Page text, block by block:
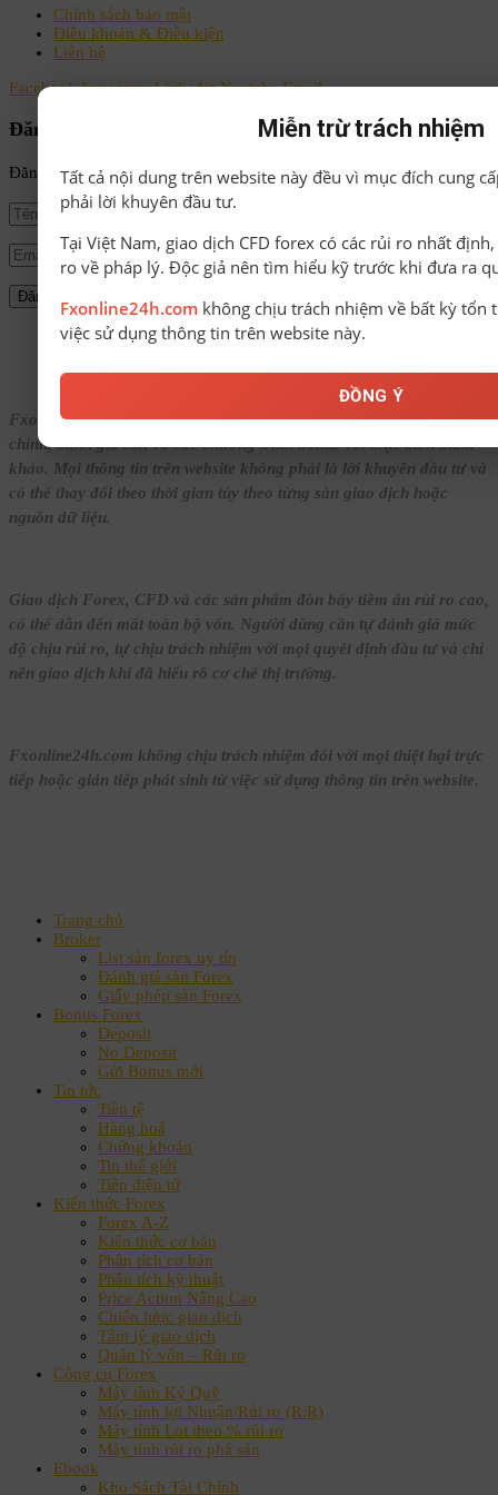
Chính sách bảo mật
Điều khoản & Điều kiện
Liên hệ
Facebook Instagram LinkedinYoutube Email
Đăng ký nhận tin
Đăng ký để nhận tin tức mới nhất từ FxOnline24h!
© Bản quyền thuộc về FxOnline24h.
Fxonline24h.com cung cấp nội dung tổng hợp về Forex, tin tức tài
chính, đánh giá sàn và các chương trình bonus với mục đích tham
khảo. Mọi thông tin trên website không phải là lời khuyên đầu tư và
có thể thay đổi theo thời gian tùy theo từng sàn giao dịch hoặc
nguồn dữ liệu.
Giao dịch Forex, CFD và các sản phẩm đòn bẩy tiềm ẩn rủi ro cao,
có thể dẫn đến mất toàn bộ vốn. Người dùng cần tự đánh giá mức
độ chịu rủi ro, tự chịu trách nhiệm với mọi quyết định đầu tư và chỉ
nên giao dịch khi đã hiểu rõ cơ chế thị trường.
Fxonline24h.com không chịu trách nhiệm đối với mọi thiệt hại trực
tiếp hoặc gián tiếp phát sinh từ việc sử dụng thông tin trên website.
Trang chủ
Broker
List sàn forex uy tín
Đánh giá sàn Forex
Giấy phép sàn Forex
Bonus Forex
Deposit
No Deposit
Gửi Bonus mới
Tin tức
Tiền tệ
Hàng hoá
Chứng khoán
Tin thế giới
Tiền điện tử
Kiến thức Forex
Forex A-Z
Kiến thức cơ bản
Phân tích cơ bản
Phân tích kỹ thuật
Price Action Nâng Cao
Chiến lược giao dịch
Tâm lý giao dịch
Quản lý vốn – Rủi ro
Công cụ Forex
Máy tính Ký Quỹ
Máy tính lợi Nhuận/Rủi ro (R:R)
Máy tính Lot theo % rủi ro
Máy tính rủi ro phá sản
Ebook
Kho Sách Tài Chính
Miễn trừ trách nhiệm
Tất cả nội dung trên website này đều vì mục đích cung
phải lời khuyên đầu tư.
Tại Việt Nam, giao dịch CFD forex có các rủi ro nhất
ro về pháp lý. Độc giả nên tìm hiểu kỹ trước khi đưa ra
Fxonline24h.com không chịu trách nhiệm về bất kỳ tổn
việc sử dụng thông tin trên website này.
ĐỒNG Ý